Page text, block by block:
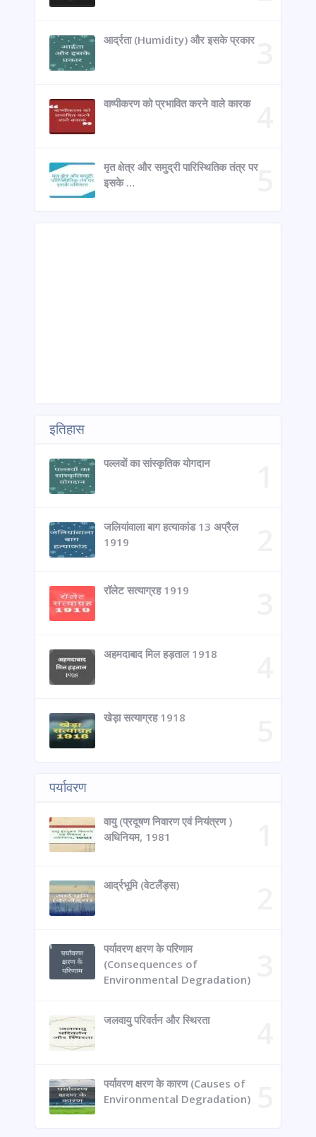
आर्द्रता (Humidity) और इसके प्रकार
वाष्पीकरण को प्रभावित करने वाले कारक
मृत क्षेत्र और समुद्री पारिस्थितिक तंत्र पर
इसके …
इतिहास
पल्लवों का सांस्कृतिक योगदान
जलियांवाला बाग हत्याकांड 13 अप्रैल
1919
रॉलेट सत्याग्रह 1919
अहमदाबाद मिल हड़ताल 1918
खेड़ा सत्याग्रह 1918
पर्यावरण
वायु (प्रदूषण निवारण एवं नियंत्रण )
अधिनियम, 1981
आर्द्रभूमि (वेटलैंड्स)
पर्यावरण क्षरण के परिणाम
(Consequences of
Environmental Degradation)
जलवायु परिवर्तन और स्थिरता
पर्यावरण क्षरण के कारण (Causes of
Environmental Degradation)